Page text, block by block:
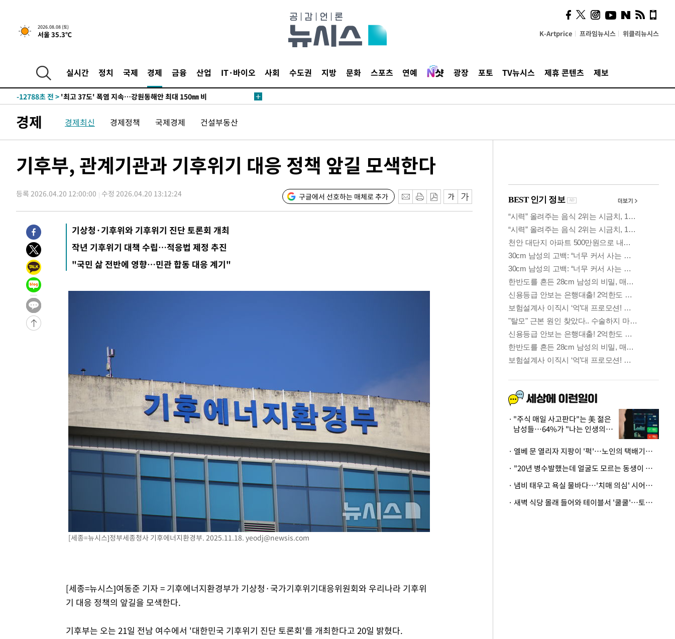
2026.08.08 (토)
서울 35.3℃ K-Artprice 프라임뉴시스 위클리뉴시스
실시간 정치 국제 경제 금융 산업 IT·바이오 사회 수도권 지방 문화 스포츠 연예 광장 포토 TV뉴시스 제휴 콘텐츠 제보
-5934초 전 >[속보]뉴욕증시 상승 마감…S&P 0.6% 나스닥 1.3%↑
주 날씨]
-25650초 전 >
축구협회 "압수수색·성접대 논란 사과…쇄신의 기회로 삼겠다"
-24167초 전 >
송"
-12788초 전 > '최고 37도' 폭염 지속…강원동해안 최대 150㎜ 비
-28652초 전 >
극한폭염 한풀 꺾이지만…'낮 최고 35도' 무더위, 열대야 계속[다음
-25670초 전 >축구협회 "압수수색·성접대 논란 사과…쇄신의 기회로 삼겠다"
송"
-12808초 전 >'최고 37도' 폭염 지속…강원동해안 최대 150㎜ 비
경제 경제최신 경제정책 국제경제 건설부동산
기후부, 관계기관과 기후위기 대응 정책 앞길 모색한다
등록 2026.04.20 12:00:00 수정 2026.04.20 13:12:24 구글에서 선호하는 매체로 추가
기상청·기후위와 기후위기 진단 토론회 개최
작년 기후위기 대책 수립…적응법 제정 추진
"국민 삶 전반에 영향…민관 합동 대응 계기"
[세종=뉴시스]정부세종청사 기후에너지환경부. 2025.11.18. yeodj@newsis.com
[세종=뉴시스]여동준 기자 = 기후에너지환경부가 기상청·국가기후위기대응위원회와 우리나라 기후위
기 대응 정책의 앞길을 모색한다.
기후부는 오는 21일 전남 여수에서 '대한민국 기후위기 진단 토론회'를 개최한다고 20일 밝혔다.
시, 스마트폰 액세서리에
NFC 더했다
"주식 매일 사고판다"는 美 젊은
남성들…64%가 "나는 인생의
· 엘베 문 열리자 지팡이 '퍽'…노인의 택배기사 폭행 이유
· "20년 병수발했는데 얼굴도 모르는 동생이 유산 절반을"…배다른 형제 상속권 있을까
· 냄비 태우고 욕실 물바다…'치매 의심' 시어머니 검사 권유했다가 '날벼락'
· 새벽 식당 몰래 들어와 테이블서 '쿨쿨'…토사물 남기고 사라진 남성